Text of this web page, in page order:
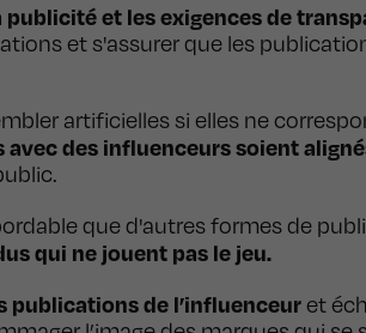
et les exigences de
et s'assurer que les
artificielles si elles ne
avec des influenceurs soient
que d'autres formes de
qui ne jouent pas le jeu.
publications de l’influenceuret